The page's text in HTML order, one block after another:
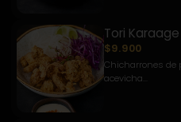
Tori Karaage
$9.900
Chicharrones de
acevicha...